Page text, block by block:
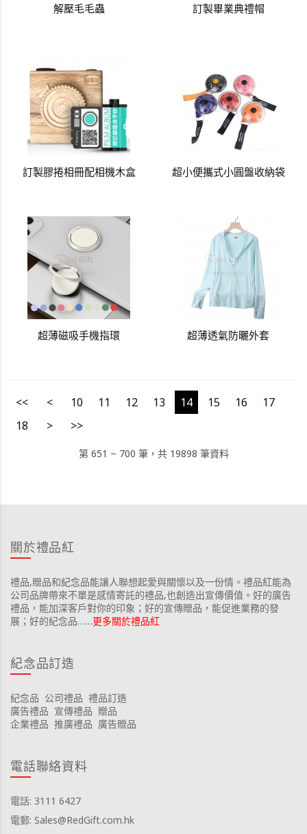
解壓毛毛蟲 訂製畢業典禮帽
訂製膠捲相冊配相機木盒 超小便攜式小圓盤收納袋
超薄磁吸手機指環 超薄透氣防曬外套
<< < 10 11 12 13 14 15 16
17
18
> >>
第 651 ~ 700 筆，共 19898 筆資料
關於禮品紅
禮品,贈品和紀念品能讓人聯想起愛與關懷以及一份情。禮品紅能為
公司品牌帶來不單是感情寄託的禮品,也創造出宣傳價值。好的廣告
禮品，能加深客戶對你的印象；好的宣傳贈品，能促進業務的發
展；好的紀念品……更多關於禮品紅
紀念品訂造
紀念品 公司禮品 禮品訂造
廣告禮品 宣傳禮品 贈品
企業禮品 推廣禮品 廣告贈品
電話聯絡資料
電話: 3111 6427
電郵: Sales@RedGift.com.hk